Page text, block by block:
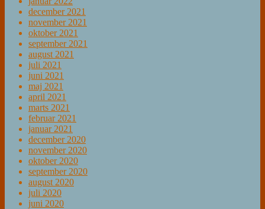
december 2021
november 2021
oktober 2021
september 2021
august 2021
juli 2021
juni 2021
maj 2021
april 2021
marts 2021
februar 2021
januar 2021
december 2020
november 2020
oktober 2020
september 2020
august 2020
juli 2020
juni 2020